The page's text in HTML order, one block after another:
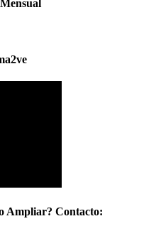
Ampliar? Contacto: